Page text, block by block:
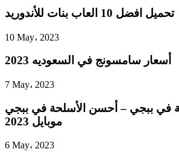
تحميل افضل 10 العاب بنات للأندوريد
10 May، 2023
أسعار سامسونج في السعوديه 2023
7 May، 2023
أسلحة في ببجي – أحسن الأسلحة في ببجي
موبايل 2023
6 May، 2023